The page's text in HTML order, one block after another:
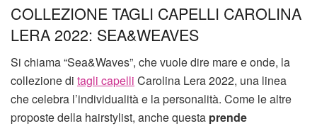
COLLEZIONE TAGLI CAPELLI CAROLINA
LERA 2022: SEA&WEAVES
Si chiama “Sea&Waves”, che vuole dire mare e onde, la
collezione di tagli capelli Carolina Lera 2022, una linea
che celebra l’individualità e la personalità. Come le altre
proposte della hairstylist, anche questa prende